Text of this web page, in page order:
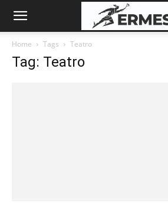
Home Tags Teatro
Tag: Teatro